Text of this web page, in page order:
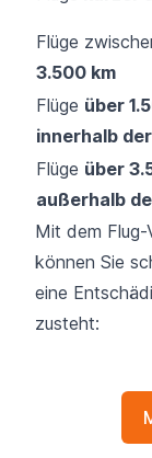
Flüge
3.500 km
Flüge über
innerhalb der
Flüge über
außerhalb
Mit dem Flug-
können Sie
eine
zusteht: